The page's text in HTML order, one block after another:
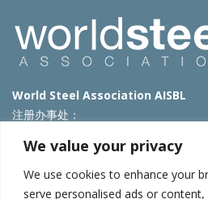
We value your privacy
We use cookies to enhance your
serve personalised ads or
World Steel Association AISBL
注册办事处：
T: +32 2 702 89 00 – E: